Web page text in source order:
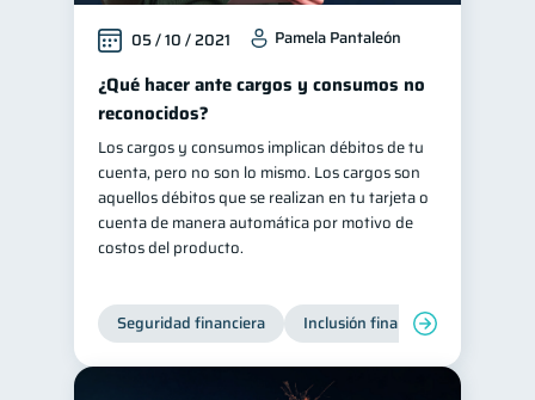
05 / 10 / 2021 Pamela Pantaleón
¿Qué hacer ante cargos y consumos no
reconocidos?
Los cargos y consumos implican débitos de tu
cuenta, pero no son lo mismo. Los cargos son
aquellos débitos que se realizan en tu tarjeta o
cuenta de manera automática por motivo de
costos del producto.
Seguridad financiera Inclusión financiera